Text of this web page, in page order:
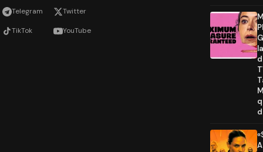
Telegram Twitter
TikTok YouTube